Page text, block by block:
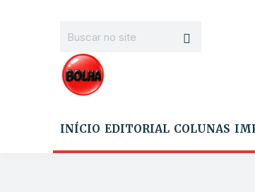
INÍCIO EDITORIAL COLUNAS